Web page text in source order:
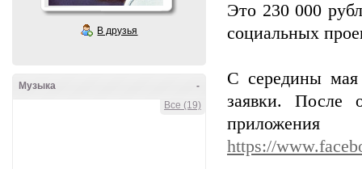
В друзья
-
Музыка
Все (19)
Это 230 000
социальных
С середины
заявки. После
https://